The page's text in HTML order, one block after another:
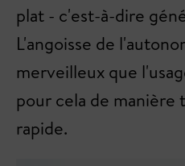
plat - c'est-à-dire
L'angoisse de
merveilleux que
pour cela de manière
rapide.